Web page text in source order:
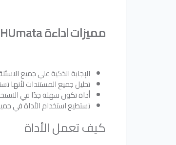
مميزاتاداءةHUmata
الإجابة الذكية علي جميع
تحليل جميع المستندات
أداة تكون سهلة جدًا في
تستطيع استخدام الأداة في
كيف تعمل الأداة